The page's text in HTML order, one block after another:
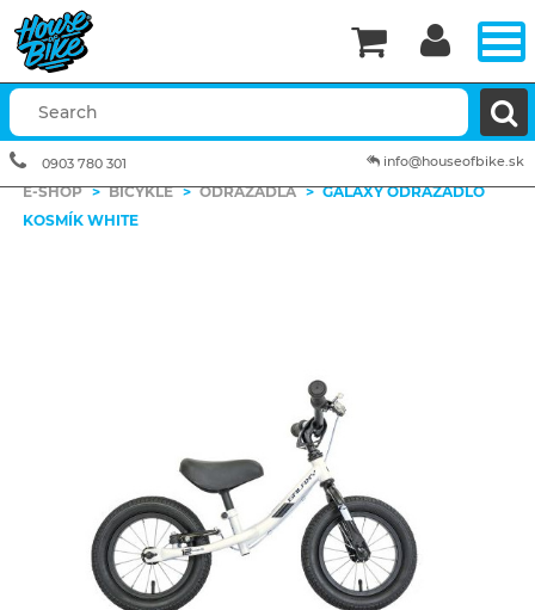
E-SHOP > BICYKLE > ODRÁŽADLÁ > GALAXY ODRÁŽADLO
KOSMÍK WHITE


info@houseofbike.sk
0903 780 301